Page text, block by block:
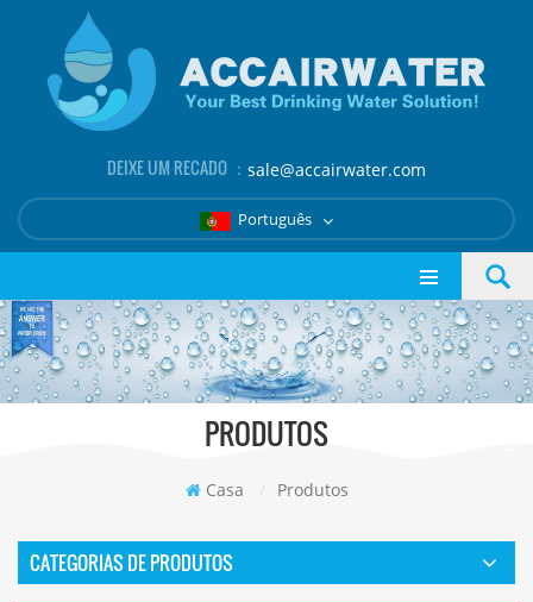
DEIXE UM RECADO ： sale@accairwater.com
Português
PRODUTOS
Casa / Produtos
CATEGORIAS DE PRODUTOS